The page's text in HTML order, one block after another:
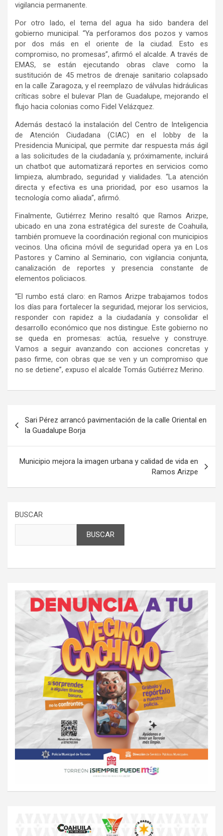
vigilancia permanente.
Por otro lado, el tema del agua ha sido bandera del
gobierno municipal. “Ya perforamos dos pozos y vamos
por dos más en el oriente de la ciudad. Esto es
compromiso, no promesas”, afirmó el alcalde. A través de
EMAS, se están ejecutando obras clave como la
sustitución de 45 metros de drenaje sanitario colapsado
en la calle Zaragoza, y el reemplazo de válvulas hidráulicas
críticas sobre el bulevar Plan de Guadalupe, mejorando el
flujo hacia colonias como Fidel Velázquez.
Además destacó la instalación del Centro de Inteligencia
de Atención Ciudadana (CIAC) en el lobby de la
Presidencia Municipal, que permite dar respuesta más ágil
a las solicitudes de la ciudadanía y, próximamente, incluirá
un chatbot que automatizará reportes en servicios como
limpieza, alumbrado, seguridad y vialidades. “La atención
directa y efectiva es una prioridad, por eso usamos la
tecnología como aliada”, afirmó.
Finalmente, Gutiérrez Merino resaltó que Ramos Arizpe,
ubicado en una zona estratégica del sureste de Coahuila,
también promueve la coordinación regional con municipios
vecinos. Una oficina móvil de seguridad opera ya en Los
Pastores y Camino al Seminario, con vigilancia conjunta,
canalización de reportes y presencia constante de
elementos policiacos.
“El rumbo está claro: en Ramos Arizpe trabajamos todos
los días para fortalecer la seguridad, mejorar los servicios,
responder con rapidez a la ciudadanía y consolidar el
desarrollo económico que nos distingue. Este gobierno no
se queda en promesas: actúa, resuelve y construye.
Vamos a seguir avanzando con acciones concretas y
paso firme, con obras que se ven y un compromiso que
no se detiene”, expuso el alcalde Tomás Gutiérrez Merino.
de
entradas
Sari Pérez arrancó pavimentación de la calle Oriental en
la Guadalupe Borja
Municipio mejora la imagen urbana y calidad de vida en
Ramos Arizpe
BUSCAR
BUSCAR